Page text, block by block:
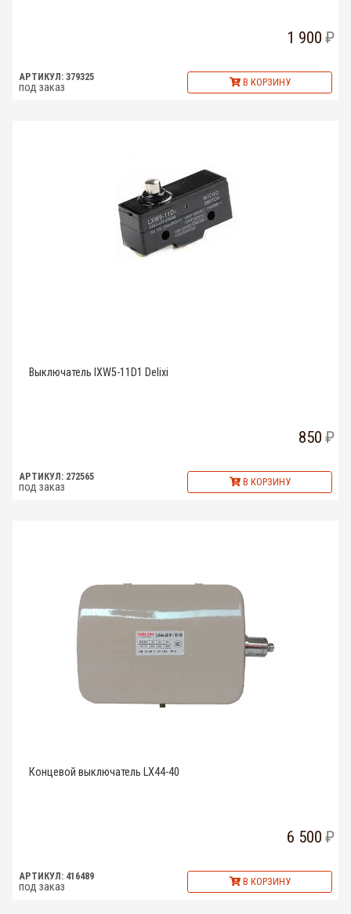
1 900
АРТИКУЛ: 379325
под заказ В КОРЗИНУ
Выключатель lXW5-11D1 Delixi
850
АРТИКУЛ: 272565
под заказ В КОРЗИНУ
Концевой выключатель LX44-40
6 500
АРТИКУЛ: 416489
под заказ В КОРЗИНУ